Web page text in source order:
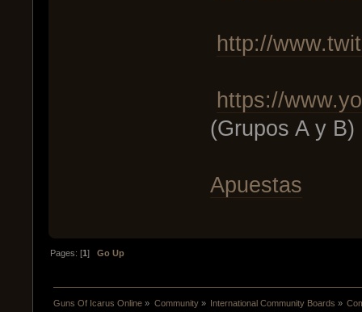
http://
https://
(Grupos A y B)
Apuestas
Pages: [1]Go Up
Guns Of Icarus Online » Community» International Community Boards »